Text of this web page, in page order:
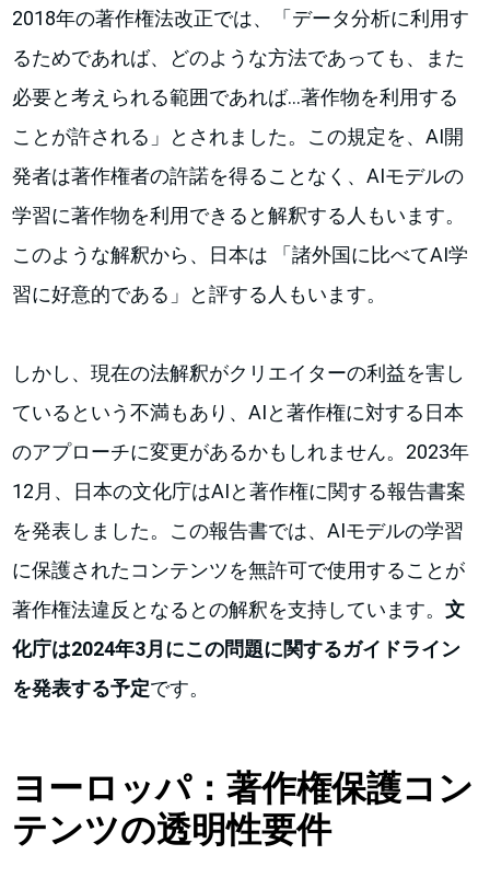
2018年の著作権法改正では、「データ分析に利用す
るためであれば、どのような方法であっても、また
必要と考えられる範囲であれば…著作物を利用する
ことが許される」とされました。この規定を、AI開
発者は著作権者の許諾を得ることなく、AIモデルの
学習に著作物を利用できると解釈する人もいます。
このような解釈から、日本は 「諸外国に比べてAI学
習に好意的である」と評する人もいます。
しかし、現在の法解釈がクリエイターの利益を害し
ているという不満もあり、AIと著作権に対する日本
のアプローチに変更があるかもしれません。2023年
12月、日本の文化庁はAIと著作権に関する報告書案
を発表しました。この報告書では、AIモデルの学習
に保護されたコンテンツを無許可で使用することが
著作権法違反となるとの解釈を支持しています。文
化庁は2024年3月にこの問題に関するガイドライン
を発表する予定です。
ヨーロッパ：著作権保護コン
テンツの透明性要件